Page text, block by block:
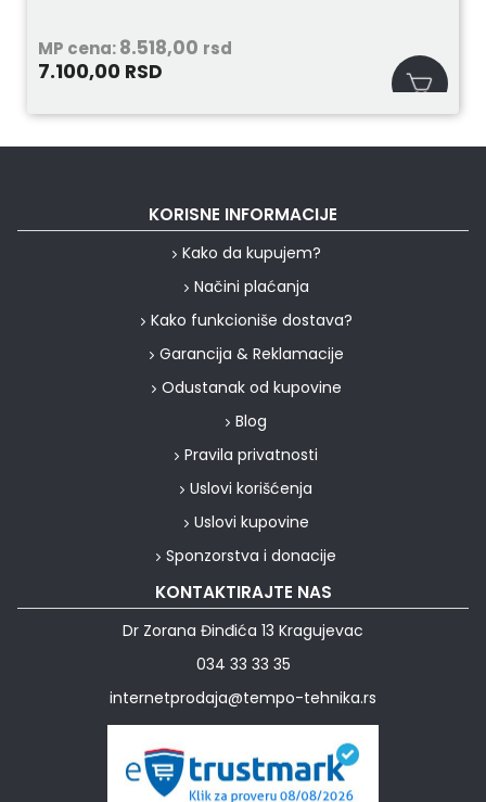
MP cena:8.518,00 rsd
7.100,00 RSD
KORISNE INFORMACIJE
Kako da kupujem?
Načini plaćanja
Kako funkcioniše dostava?
Garancija & Reklamacije
Odustanak od kupovine
Blog
Pravila privatnosti
Uslovi korišćenja
Uslovi kupovine
Sponzorstva i donacije
KONTAKTIRAJTE NAS
Dr Zorana Đinđića 13 Kragujevac
034 33 33 35
internetprodaja@tempo-tehnika.rs